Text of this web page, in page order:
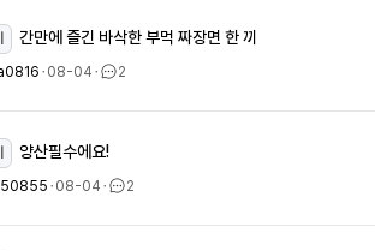
간만에 즐긴 바삭한 부먹 짜장면 한 끼
ㆍ08-04ㆍ 2
양산필수에요!
ㆍ08-04ㆍ 2